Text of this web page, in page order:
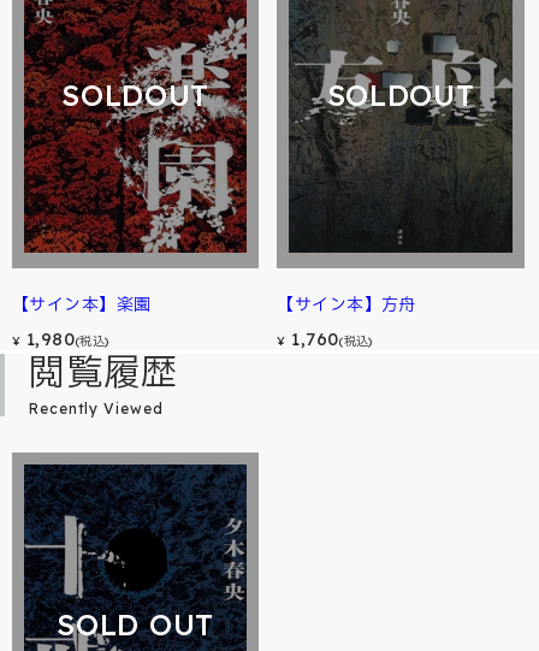
SOLDOUT
【サイン本】楽園
¥ 1,980(税込)
SOLDOUT
【サイン本】方舟
¥ 1,760(税込)
閲覧履歴
Recently Viewed
SOLD OUT